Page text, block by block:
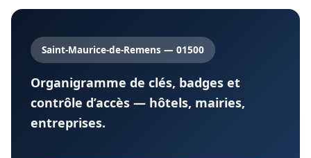
Saint-Maurice-de-Remens — 01500
Organigramme de clés, badges et
contrôle d’accès — hôtels, mairies,
entreprises.